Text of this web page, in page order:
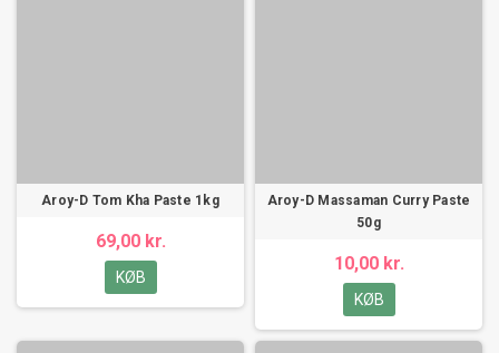
Aroy-D Tom Kha Paste 1kg
69,00 kr.
KØB
Aroy-D Massaman Curry Paste
50g
10,00 kr.
KØB